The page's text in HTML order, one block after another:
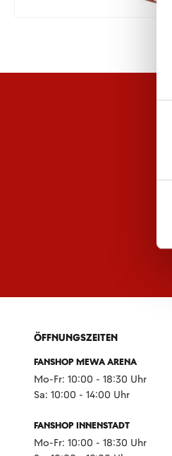
ÖFFNUNGSZEITEN
FANSHOP MEWA ARENA
Mo-Fr: 10:00 - 18:30 Uhr
Sa: 10:00 - 14:00 Uhr
FANSHOP INNENSTADT
Mo-Fr: 10:00 - 18:30 Uhr